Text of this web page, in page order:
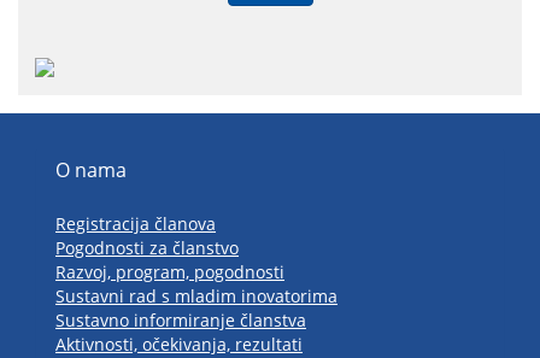
O nama
Registracija članova
Pogodnosti za članstvo
Razvoj, program, pogodnosti
Sustavni rad s mladim inovatorima
Sustavno informiranje članstva
Aktivnosti, očekivanja, rezultati